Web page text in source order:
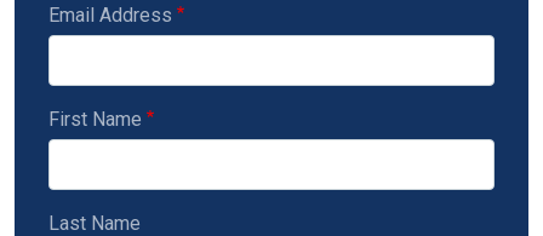
Email Address
First Name
Last Name